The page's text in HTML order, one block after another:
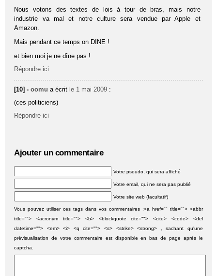
Nous votons des textes de lois à tour de bras, mais notre
industrie va mal et notre culture sera vendue par Apple et
Amazon.
Mais pendant ce temps on DINE !
et bien moi je ne dîne pas !
Répondre ici
[10] -oomu a écrit le 1 mai 2009 :
(ces politiciens)
Répondre ici
Ajouter un commentaire
Votre pseudo, qui sera affiché
Votre email, qui ne sera pas publié
Votre site web (facultatif)
Vous pouvez utiliser ces tags dans vos commentaires :<a href="" title=""> <abbr
title=""> <acronym title=""> <b> <blockquote cite=""> <cite> <code> <del
datetime=""> <em> <i> <q cite=""> <s> <strike> <strong> , sachant qu'une
prévisualisation de votre commentaire est disponible en bas de page après le
captcha.